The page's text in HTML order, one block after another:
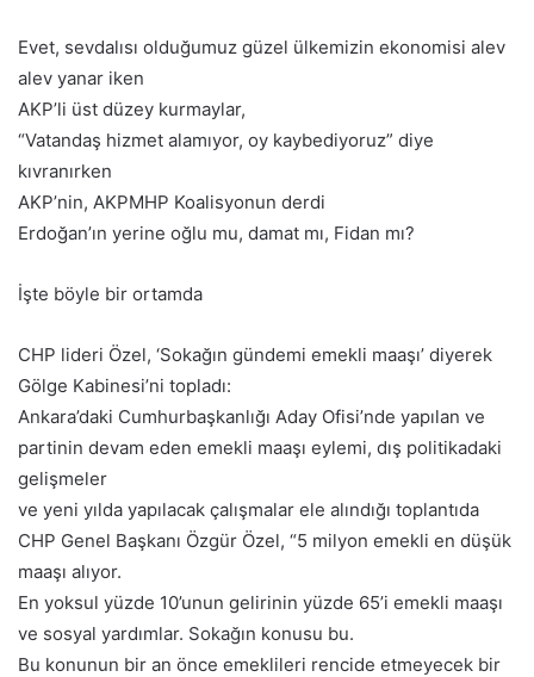
Evet, sevdalısı olduğumuz güzel ülkemizin ekonomisi alev
alev yanar iken
AKP’li üst düzey kurmaylar,
“Vatandaş hizmet alamıyor, oy kaybediyoruz” diye
kıvranırken
AKP’nin, AKPMHP Koalisyonun derdi
Erdoğan’ın yerine oğlu mu, damat mı, Fidan mı?
İşte böyle bir ortamda
CHP lideri Özel, ‘Sokağın gündemi emekli maaşı’ diyerek
Gölge Kabinesi’ni topladı:
Ankara’daki Cumhurbaşkanlığı Aday Ofisi’nde yapılan ve
partinin devam eden emekli maaşı eylemi, dış politikadaki
gelişmeler
ve yeni yılda yapılacak çalışmalar ele alındığı toplantıda
CHP Genel Başkanı Özgür Özel, “5 milyon emekli en düşük
maaşı alıyor.
En yoksul yüzde 10’unun gelirinin yüzde 65’i emekli maaşı
ve sosyal yardımlar. Sokağın konusu bu.
Bu konunun bir an önce emeklileri rencide etmeyecek bir